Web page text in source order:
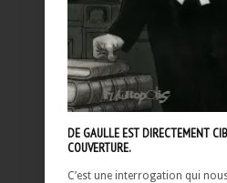
DE GAULLE EST DIRECTEMENT
COUVERTURE.
C’est une interrogation qui